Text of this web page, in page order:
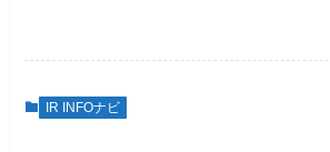
IR INFOナビ